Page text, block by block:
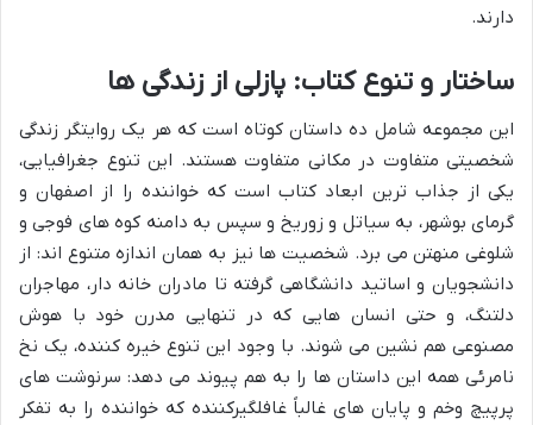
دارند.
ساختار و تنوع کتاب: پازلی از زندگی ها
این مجموعه شامل ده داستان کوتاه است که هر یک روایتگر زندگی
شخصیتی متفاوت در مکانی متفاوت هستند. این تنوع جغرافیایی،
یکی از جذاب ترین ابعاد کتاب است که خواننده را از اصفهان و
گرمای بوشهر، به سیاتل و زوریخ و سپس به دامنه کوه های فوجی و
شلوغی منهتن می برد. شخصیت ها نیز به همان اندازه متنوع اند: از
دانشجویان و اساتید دانشگاهی گرفته تا مادران خانه دار، مهاجران
دلتنگ، و حتی انسان هایی که در تنهایی مدرن خود با هوش
مصنوعی هم نشین می شوند. با وجود این تنوع خیره کننده، یک نخ
نامرئی همه این داستان ها را به هم پیوند می دهد: سرنوشت های
پرپیچ وخم و پایان های غالباً غافلگیرکننده که خواننده را به تفکر